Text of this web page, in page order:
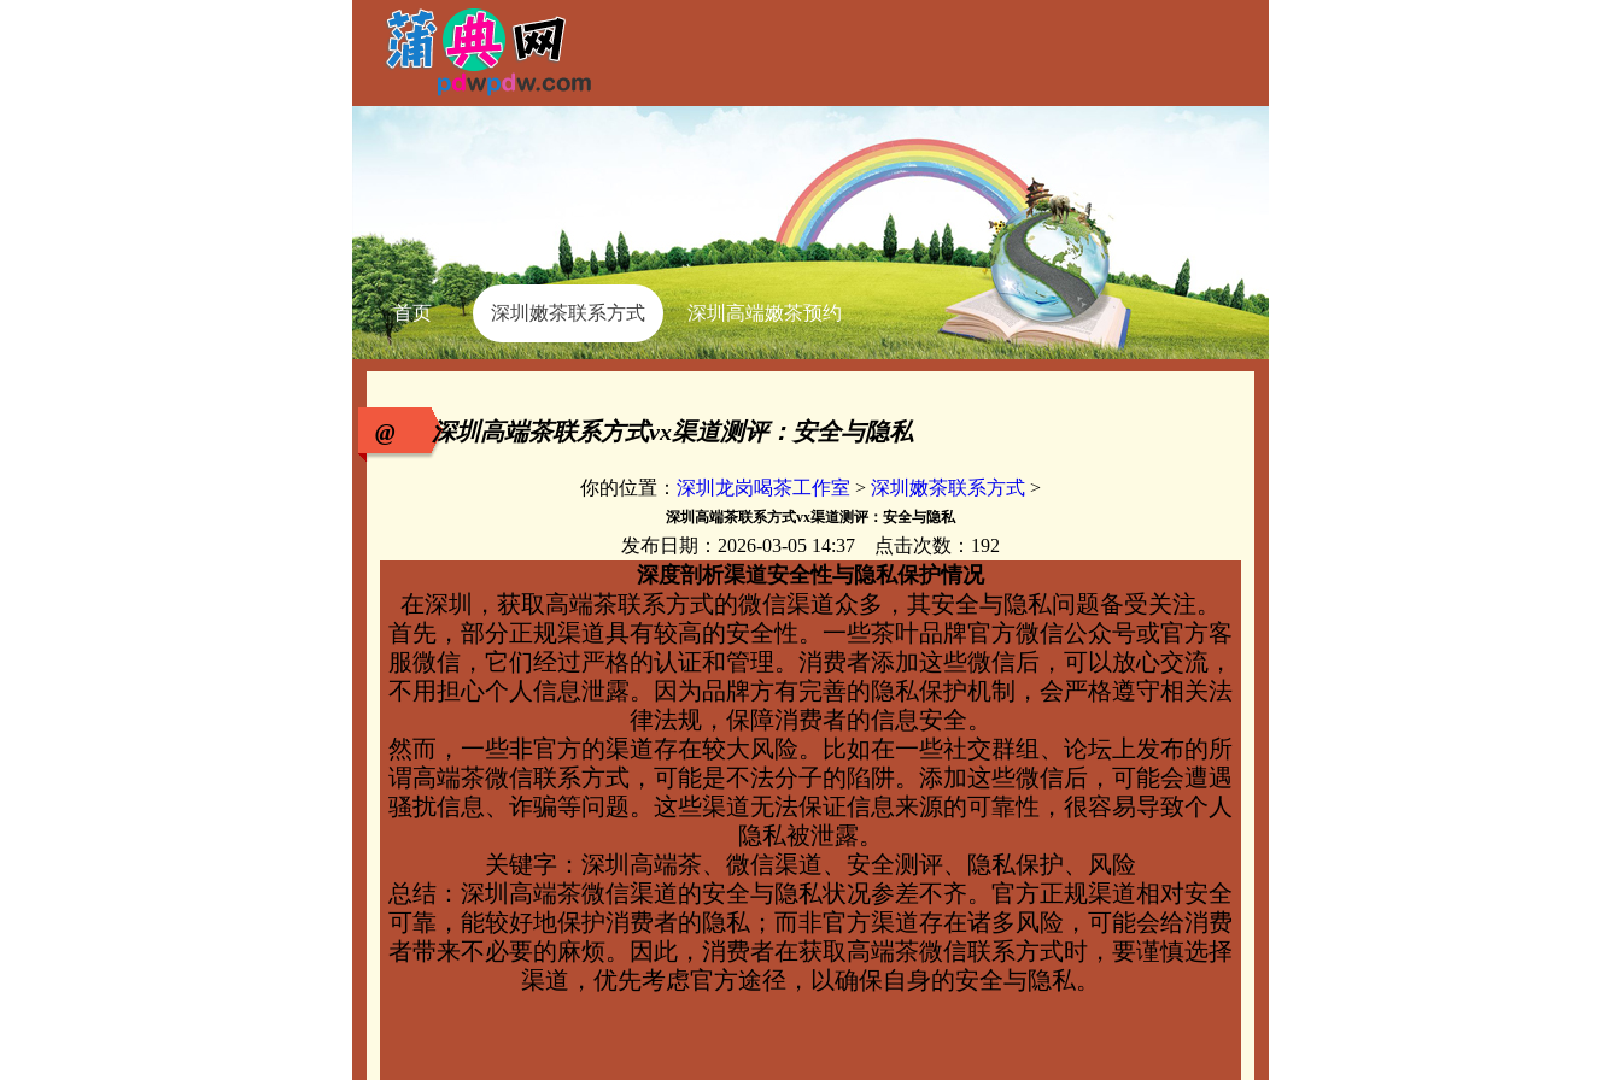
首页 深圳嫩茶联系方式 深圳高端嫩茶预约
@ 深圳高端茶联系方式vx渠道测评：安全与隐私
你的位置： 深圳龙岗喝茶工作室 > 深圳嫩茶联系方式 >
深圳高端茶联系方式vx渠道测评：安全与隐私
发布日期：2026-03-05 14:37 点击次数：192
深度剖析渠道安全性与隐私保护情况
在深圳，获取高端茶联系方式的微信渠道众多，其安全与隐私问题备受关注。
首先，部分正规渠道具有较高的安全性。一些茶叶品牌官方微信公众号或官方客
服微信，它们经过严格的认证和管理。消费者添加这些微信后，可以放心交流，
不用担心个人信息泄露。因为品牌方有完善的隐私保护机制，会严格遵守相关法
律法规，保障消费者的信息安全。
然而，一些非官方的渠道存在较大风险。比如在一些社交群组、论坛上发布的所
谓高端茶微信联系方式，可能是不法分子的陷阱。添加这些微信后，可能会遭遇
骚扰信息、诈骗等问题。这些渠道无法保证信息来源的可靠性，很容易导致个人
隐私被泄露。
关键字：深圳高端茶、微信渠道、安全测评、隐私保护、风险
总结：深圳高端茶微信渠道的安全与隐私状况参差不齐。官方正规渠道相对安全
可靠，能较好地保护消费者的隐私；而非官方渠道存在诸多风险，可能会给消费
者带来不必要的麻烦。因此，消费者在获取高端茶微信联系方式时，要谨慎选择
渠道，优先考虑官方途径，以确保自身的安全与隐私。